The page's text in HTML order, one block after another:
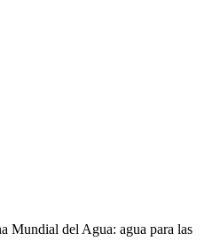
Mundial del Agua: agua para las